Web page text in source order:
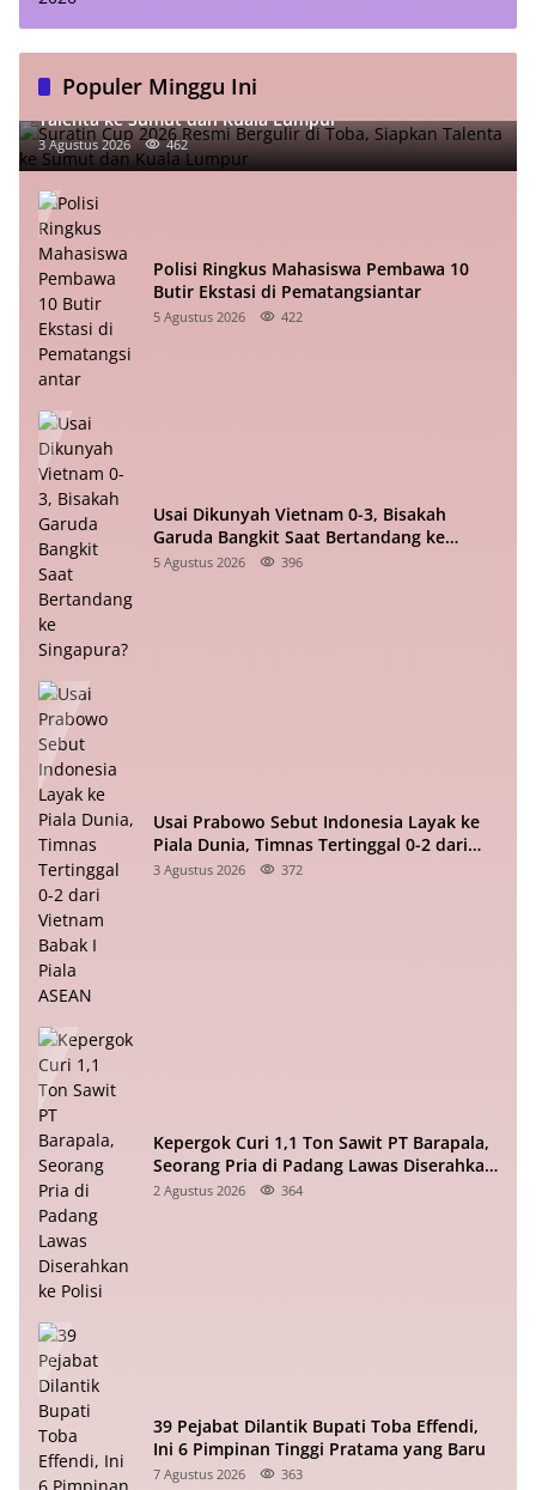
Populer Minggu Ini
Suratin Cup 2026 Resmi Bergulir di Toba, Siapkan
Talenta ke Sumut dan Kuala Lumpur
3 Agustus 2026 462
Polisi Ringkus Mahasiswa Pembawa 10
Butir Ekstasi di Pematangsiantar
5 Agustus 2026 422
Usai Dikunyah Vietnam 0-3, Bisakah
Garuda Bangkit Saat Bertandang ke
Singapura?
5 Agustus 2026 396
Usai Prabowo Sebut Indonesia Layak ke
Piala Dunia, Timnas Tertinggal 0-2 dari
Vietnam Babak I Piala ASEAN
3 Agustus 2026 372
Kepergok Curi 1,1 Ton Sawit PT Barapala,
Seorang Pria di Padang Lawas Diserahkan
ke Polisi
2 Agustus 2026 364
39 Pejabat Dilantik Bupati Toba Effendi,
Ini 6 Pimpinan Tinggi Pratama yang Baru
7 Agustus 2026 363